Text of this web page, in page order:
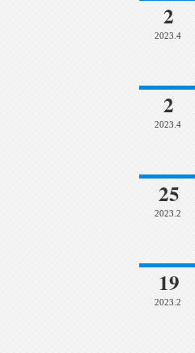
2
2023.4
2
2023.4
25
2023.2
19
2023.2